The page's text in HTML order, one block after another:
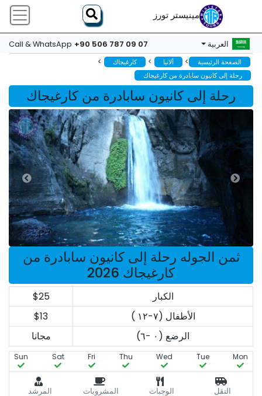
مينيستر تورز
العربية Call & WhatsApp +90 506 787 09 07
الصفحة الرئيسية > ألانيا > كارغيجاك >
رحلة إلى كانيون سابادرة من كارغيجاك
رحلة إلى كانيون سابادرة من كارغيجاك
ثمن الجوله رحلة إلى كانيون سابادرة من
كارغيجاك 2026
الكبار
$25
الأطفال (٧-١٢ )
$13
الرضع (٠ -٦)
مجانا
Mon
Tue
Wed
Thu
Fri
Sat
Sun
النقل الوجبات المشروبات المرشد